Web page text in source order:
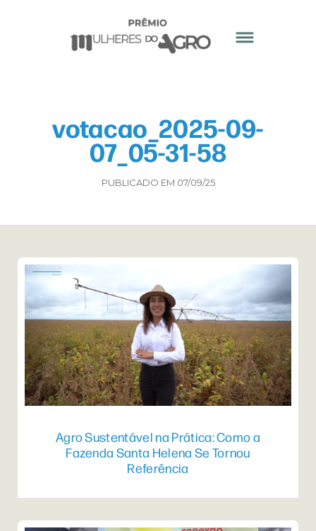
votacao_2025-09-
07_05-31-58
PUBLICADO EM 07/09/25
Agro Sustentável na Prática: Como a
Fazenda Santa Helena Se Tornou
Referência